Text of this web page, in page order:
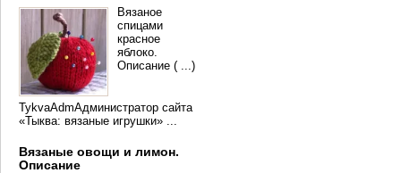
Вязаное
спицами
красное
яблоко.
Описание ( ...)
TykvaAdmАдминистратор сайта
«Тыква: вязаные игрушки» ...
Вязаные овощи и лимон.
Описание